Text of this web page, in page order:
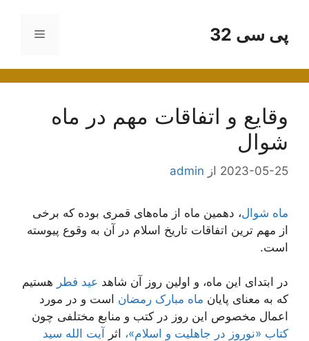
محتواپی سی 32 فهرست
وقایع و اتفاقات مهم در ماه
شوال
2023-05-25 از admin
ماه شوال، دهمین ماه از ماه‌های قمری بوده که برخی
از مهم ترین اتفاقات تاریخ اسلام در آن به وقوع پیوسته
است.
در ابتدای این ماه، و اولین روز آن شاهد عید فطر هستیم
که به معنای پایان ماه مبارک رمضان است و در مورد
اعمال مخصوص این روز در کتب و منابع مختلفی چون
کتاب «نوروز در جاهلیت و اسلام»، اثر
آیت الله سید